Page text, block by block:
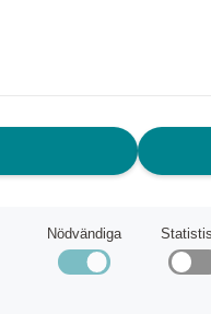
upp till
Nödvändiga